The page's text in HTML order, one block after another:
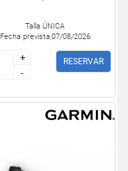
Talla ÚNICA
Fecha prevista,07/08/2026
+
-
+
-
RESERVAR